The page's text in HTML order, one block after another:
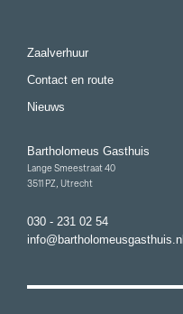
Zaalverhuur
Contact en route
Nieuws
Bartholomeus Gasthuis
Lange Smeestraat 40
3511 PZ, Utrecht
030 - 231 02 54
info@bartholomeusgasthuis.nl